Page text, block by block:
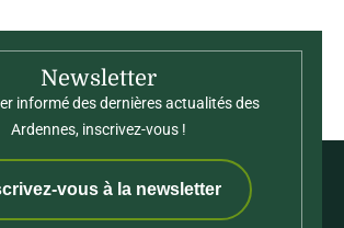
Newsletter
informé des dernières actualités des
Ardennes, inscrivez-vous !
vous à la newsletter